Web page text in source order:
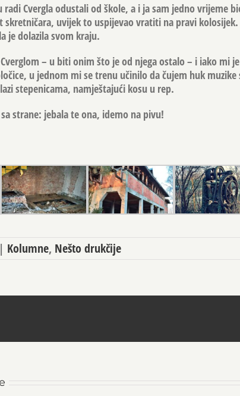
Cvergla odustali od škole, a i ja sam jedno vrijeme
skretničara, uvijek to uspijevao vratiti na pravi
je dolazila svom kraju.
– u biti onim što je od njega ostalo – i iako mi
u jednom mi se trenu učinilo da čujem huk
stepenicama, namještajući kosu u rep.
strane: jebala te ona, idemo na pivu!
| Kolumne, Nešto drukčije